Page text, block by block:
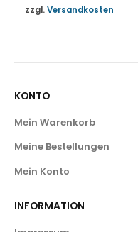
zzgl.Versandkosten
KONTO
Mein Warenkorb
Meine Bestellungen
Mein Konto
INFORMATION